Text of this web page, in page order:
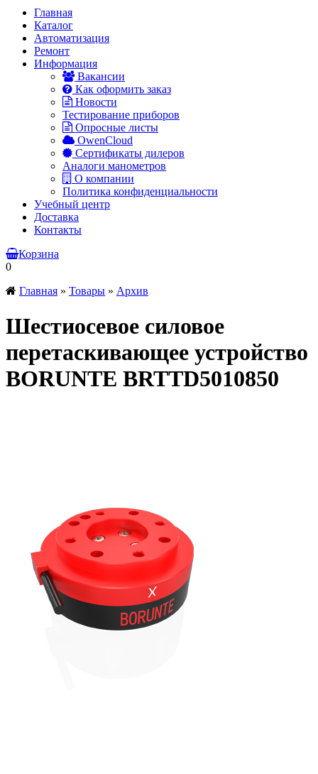
Главная
Каталог
Автоматизация
Ремонт
Информация
Вакансии
Как оформить заказ
Новости
Тестирование приборов
Опросные листы
OwenCloud
Сертификаты дилеров
Аналоги манометров
О компании
Политика конфиденциальности
Учебный центр
Доставка
Контакты
Корзина
0
Главная » Товары » Архив
Шестиосевое силовое
перетаскивающее устройство
BORUNTE BRTTD5010850